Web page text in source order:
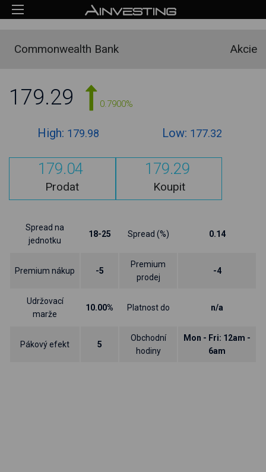
Commonwealth Bank Akcie
179.29 0.7900%
High: 179.98 Low: 177.32
179.04
Prodat
179.29
Koupit
Spread na
jednotku
18-25 Spread (%) 0.14
Premium nákup -5
Premium
prodej
-4
Udržovací
marže
10.00% Platnost do n/a
Pákový efekt 5
Obchodní
hodiny
Mon - Fri: 12am -
6am